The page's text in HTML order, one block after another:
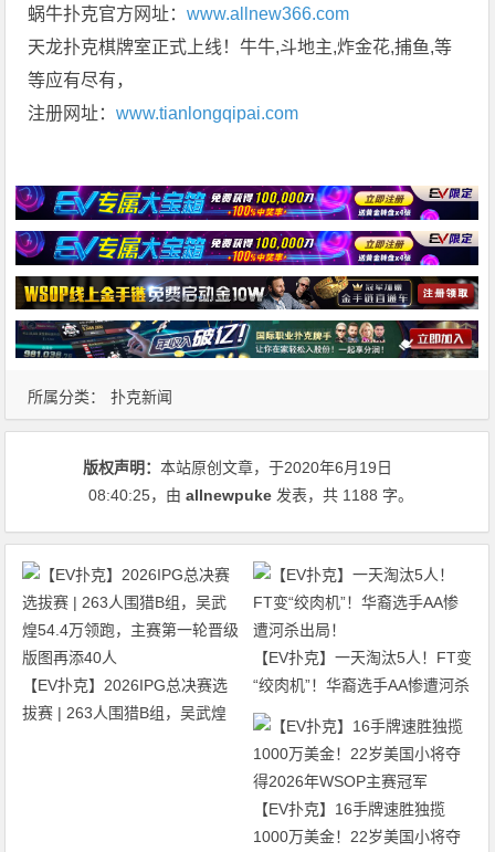
蜗牛扑克官方网址：www.allnew366.com
天龙扑克棋牌室正式上线！牛牛,斗地主,炸金花,捕鱼,等
等应有尽有，
注册网址：www.tianlongqipai.com
所属分类： 扑克新闻
版权声明：本站原创文章，于2020年6月19日
08:40:25，由allnewpuke 发表，共 1188 字。
【EV扑克】2026IPG总决赛选
拔赛 | 263人围猎B组，吴武煌
【EV扑克】一天淘汰5人！FT变
“绞肉机”！华裔选手AA惨遭河杀
出局！
【EV扑克】16手牌速胜独揽
1000万美金！22岁美国小将夺